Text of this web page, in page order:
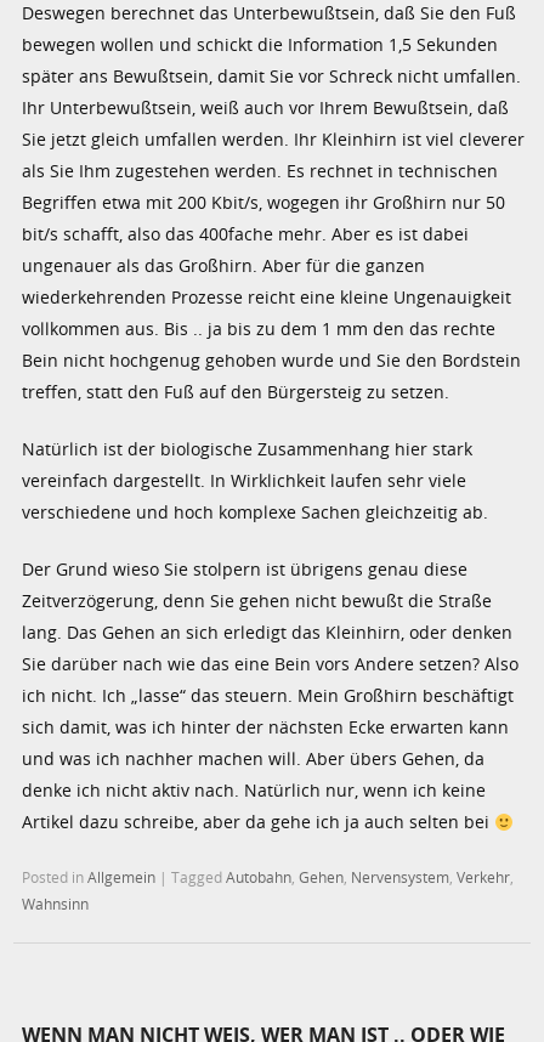
Deswegen berechnet das Unterbewußtsein, daß Sie den Fuß
bewegen wollen und schickt die Information 1,5 Sekunden
später ans Bewußtsein, damit Sie vor Schreck nicht umfallen.
Ihr Unterbewußtsein, weiß auch vor Ihrem Bewußtsein, daß
Sie jetzt gleich umfallen werden. Ihr Kleinhirn ist viel cleverer
als Sie Ihm zugestehen werden. Es rechnet in technischen
Begriffen etwa mit 200 Kbit/s, wogegen ihr Großhirn nur 50
bit/s schafft, also das 400fache mehr. Aber es ist dabei
ungenauer als das Großhirn. Aber für die ganzen
wiederkehrenden Prozesse reicht eine kleine Ungenauigkeit
vollkommen aus. Bis .. ja bis zu dem 1 mm den das rechte
Bein nicht hochgenug gehoben wurde und Sie den Bordstein
treffen, statt den Fuß auf den Bürgersteig zu setzen.
Natürlich ist der biologische Zusammenhang hier stark
vereinfach dargestellt. In Wirklichkeit laufen sehr viele
verschiedene und hoch komplexe Sachen gleichzeitig ab.
Der Grund wieso Sie stolpern ist übrigens genau diese
Zeitverzögerung, denn Sie gehen nicht bewußt die Straße
lang. Das Gehen an sich erledigt das Kleinhirn, oder denken
Sie darüber nach wie das eine Bein vors Andere setzen? Also
ich nicht. Ich „lasse“ das steuern. Mein Großhirn beschäftigt
sich damit, was ich hinter der nächsten Ecke erwarten kann
und was ich nachher machen will. Aber übers Gehen, da
denke ich nicht aktiv nach. Natürlich nur, wenn ich keine
Artikel dazu schreibe, aber da gehe ich ja auch selten bei
Posted inAllgemein |TaggedAutobahn ,Gehen Nervensystem ,Verkehr
Wahnsinn
WENN MAN NICHT WEIS, WER MAN IST .. ODER WIE